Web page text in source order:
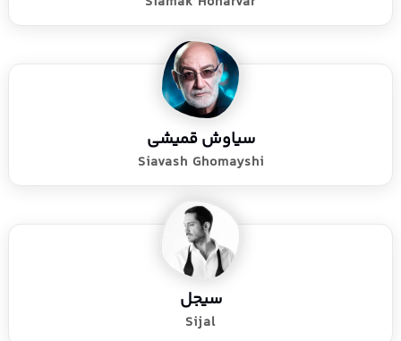
سیاوش قمیشی
Siavash Ghomayshi
سیجل
Sijal